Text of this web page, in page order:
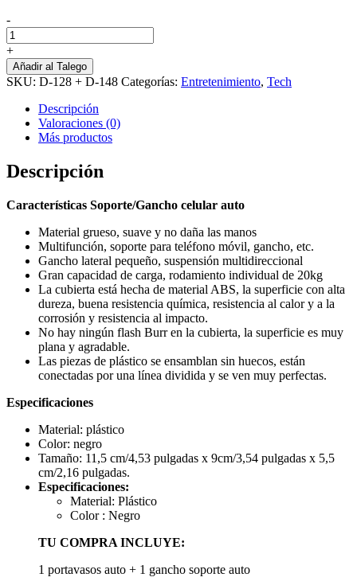
-
Combo
Portavasos
128
Soporte
Auto
cantidad
+
Añadir al Talego
SKU: D-128 + D-148 Categorías: Entretenimiento, Tech
Descripción
Valoraciones (0)
Más productos
Descripción
Características Soporte/Gancho celular auto
Material grueso, suave y no daña las manos
Multifunción, soporte para teléfono móvil, gancho, etc.
Gancho lateral pequeño, suspensión multidireccional
Gran capacidad de carga, rodamiento individual de 20kg
La cubierta está hecha de material ABS, la superficie con alta
dureza, buena resistencia química, resistencia al calor y a la
corrosión y resistencia al impacto.
No hay ningún flash Burr en la cubierta, la superficie es muy
plana y agradable.
Las piezas de plástico se ensamblan sin huecos, están
conectadas por una línea dividida y se ven muy perfectas.
Especificaciones
Material: plástico
Color: negro
Tamaño: 11,5 cm/4,53 pulgadas x 9cm/3,54 pulgadas x 5,5
cm/2,16 pulgadas.
Especificaciones:
Material: Plástico
Color : Negro
TU COMPRA INCLUYE:
1 portavasos auto + 1 gancho soporte auto